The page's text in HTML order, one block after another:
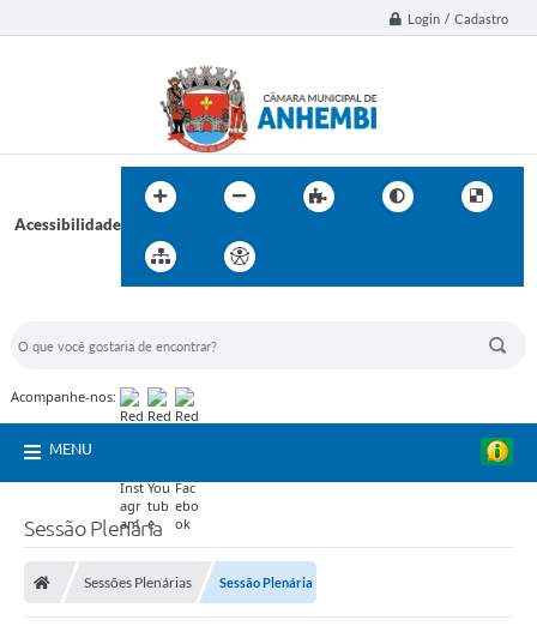
Login / Cadastro
Acessibilidade
Acompanhe-nos:
MENU
Sessão Plenária
Sessões Plenárias Sessão Plenária